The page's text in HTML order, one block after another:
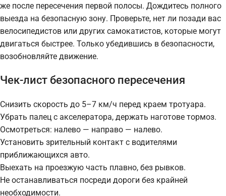
же после пересечения первой полосы. Дождитесь полного
выезда на безопасную зону. Проверьте, нет ли позади вас
велосипедистов или других самокатистов, которые могут
двигаться быстрее. Только убедившись в безопасности,
возобновляйте движение.
Чек-лист безопасного пересечения
Снизить скорость до 5–7 км/ч перед краем тротуара.
Убрать палец с акселератора, держать наготове тормоз.
Осмотреться: налево — направо — налево.
Установить зрительный контакт с водителями
приближающихся авто.
Выехать на проезжую часть плавно, без рывков.
Не останавливаться посреди дороги без крайней
необходимости.